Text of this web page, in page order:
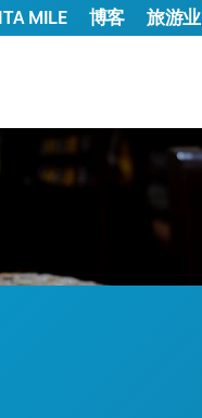
MILE 博客 旅游业